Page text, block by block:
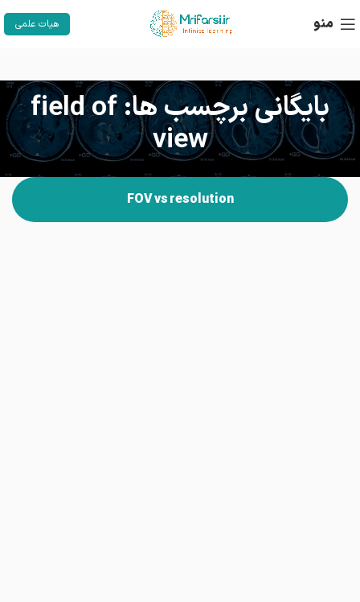
منو هیات علمی
بایگانی برچسب ها: field of
view
FOV vs resolution